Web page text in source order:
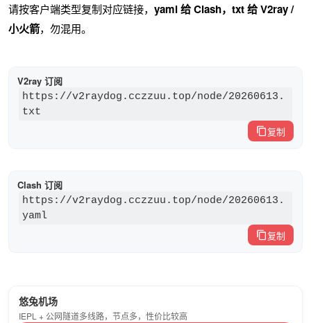
请按客户端类型复制对应链接，yaml 给 Clash，txt 给 V2ray /
小火箭，勿混用。
V2ray 订阅
https://v2raydog.cczzuu.top/node/20260613.
txt
复制
Clash 订阅
https://v2raydog.cczzuu.top/node/20260613.
yaml
复制
悠兔机场
IEPL + 公网隧道多线路，节点多，性价比较高